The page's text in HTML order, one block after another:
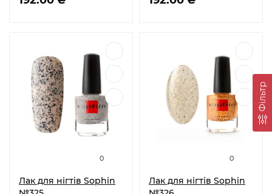
Фільтр
0
Лак для нігтів Sophin
0
Лак для нігтів Sophin